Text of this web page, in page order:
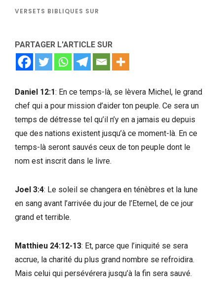
VERSETS BIBLIQUES SUR
PARTAGER L'ARTICLE SUR
Daniel 12:1: En ce temps-là, se lèvera Michel, le grand
chef qui a pour mission d’aider ton peuple. Ce sera un
temps de détresse tel qu’il n’y en a jamais eu depuis
que des nations existent jusqu’à ce moment-là. En ce
temps-là seront sauvés ceux de ton peuple dont le
nom est inscrit dans le livre.
Joel 3:4: Le soleil se changera en ténèbres et la lune
en sang avant l’arrivée du jour de l’Eternel, de ce jour
grand et terrible.
Matthieu 24:12-13: Et, parce que l’iniquité se sera
accrue, la charité du plus grand nombre se refroidira.
Mais celui qui persévérera jusqu’à la fin sera sauvé.